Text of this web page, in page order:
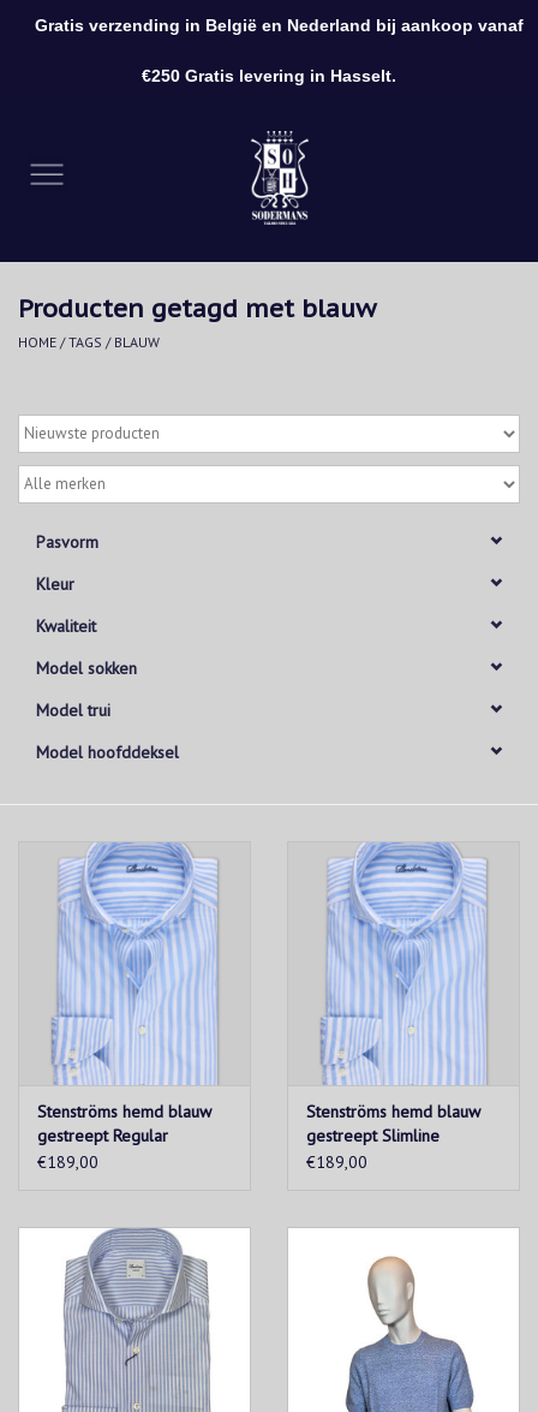
Kleding
Accessoires
Producten getagd met blauw
HOME /TAGS / BLAUW
Pasvorm
Kleur
Kwaliteit
Model sokken
Model trui
Model hoofddeksel
Stenströms hemd blauw
gestreept Regular
€189,00
Stenströms hemd blauw
gestreept Slimline
€189,00
Gratis verzending in België en Nederland bij aankoop vanaf
€250 Gratis levering in Hasselt.